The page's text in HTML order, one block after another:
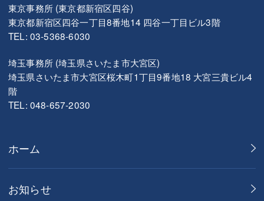
東京事務所 (東京都新宿区四谷)
東京都新宿区四谷一丁目8番地14 四谷一丁目ビル3階
TEL: 03-5368-6030
埼玉事務所 (埼玉県さいたま市大宮区)
埼玉県さいたま市大宮区桜木町1丁目9番地18 大宮三貴ビル4
階
TEL: 048-657-2030
ホーム
お知らせ